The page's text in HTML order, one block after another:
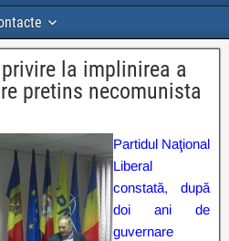
la implinirea a
pretins necomunista
Partidul Naţional
Liberal
constată, după
doi ani de
guvernare